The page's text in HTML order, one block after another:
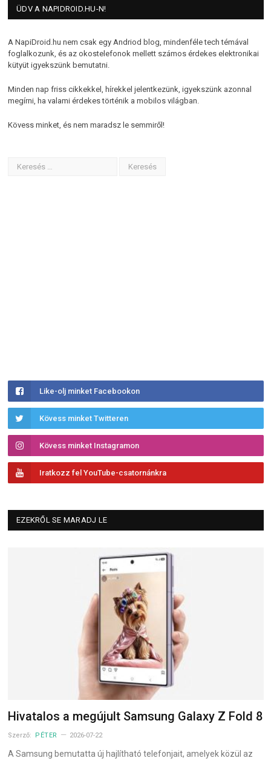
ÜDV A NAPIDROID.HU-N!
A NapiDroid.hu nem csak egy Andriod blog, mindenféle tech témával
foglalkozunk, és az okostelefonok mellett számos érdekes elektronikai
kütyüt igyekszünk bemutatni.
Minden nap friss cikkekkel, hírekkel jelentkezünk, igyekszünk azonnal
megírni, ha valami érdekes történik a mobilos világban.
Kövess minket, és nem maradsz le semmiről!
Like-olj minket Facebookon
Kövess minket Twitteren
Kövess minket Instagramon
Iratkozz fel YouTube-csatornánkra
EZEKRŐL SE MARADJ LE
Hivatalos a megújult Samsung Galaxy Z Fold 8
Szerző: PÉTER 2026-07-22
A Samsung bemutatta új hajlítható telefonjait, amelyek közül az